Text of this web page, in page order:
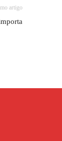
artigo